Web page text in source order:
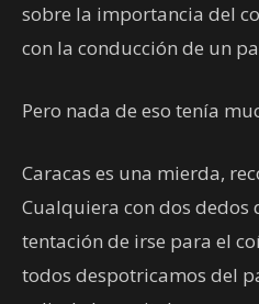
sobre la importancia del
con la conducción de un
Pero nada de eso tenía
Caracas es una mierda,
Cualquiera con dos dedos
tentación de irse para el
todos despotricamos del